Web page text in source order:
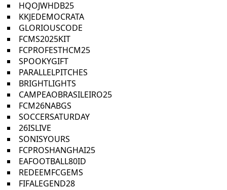
HQOJWHDB25
KKJEDEMOCRATA
GLORIOUSCODE
FCMS2025KIT
FCPROFESTHCM25
SPOOKYGIFT
PARALLELPITCHES
BRIGHTLIGHTS
CAMPEAOBRASILEIRO25
FCM26NABGS
SOCCERSATURDAY
26ISLIVE
SONISYOURS
FCPROSHANGHAI25
EAFOOTBALL80ID
REDEEMFCGEMS
FIFALEGEND28